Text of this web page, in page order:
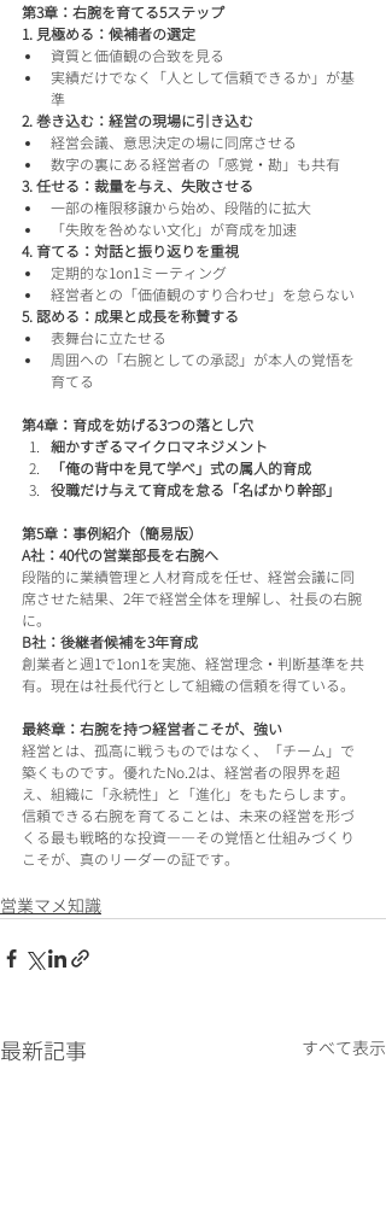
第3章：右腕を育てる5ステップ
1. 見極める：候補者の選定
資質と価値観の合致を見る
実績だけでなく「人として信頼できるか」が基
準
2. 巻き込む：経営の現場に引き込む
経営会議、意思決定の場に同席させる
数字の裏にある経営者の「感覚・勘」も共有
3. 任せる：裁量を与え、失敗させる
一部の権限移譲から始め、段階的に拡大
「失敗を咎めない文化」が育成を加速
4. 育てる：対話と振り返りを重視
定期的な1on1ミーティング
経営者との「価値観のすり合わせ」を怠らない
5. 認める：成果と成長を称賛する
表舞台に立たせる
周囲への「右腕としての承認」が本人の覚悟を
育てる
第4章：育成を妨げる3つの落とし穴
細かすぎるマイクロマネジメント
「俺の背中を見て学べ」式の属人的育成
役職だけ与えて育成を怠る「名ばかり幹部」
第5章：事例紹介（簡易版）
A社：40代の営業部長を右腕へ
段階的に業績管理と人材育成を任せ、経営会議に同
席させた結果、2年で経営全体を理解し、社長の右腕
に。
B社：後継者候補を3年育成
創業者と週1で1on1を実施、経営理念・判断基準を共
有。現在は社長代行として組織の信頼を得ている。
最終章：右腕を持つ経営者こそが、強い
経営とは、孤高に戦うものではなく、「チーム」で
築くものです。優れたNo.2は、経営者の限界を超
え、組織に「永続性」と「進化」をもたらします。
信頼できる右腕を育てることは、未来の経営を形づ
くる最も戦略的な投資――その覚悟と仕組みづくり
こそが、真のリーダーの証です。
営業マメ知識
最新記事 すべて表示